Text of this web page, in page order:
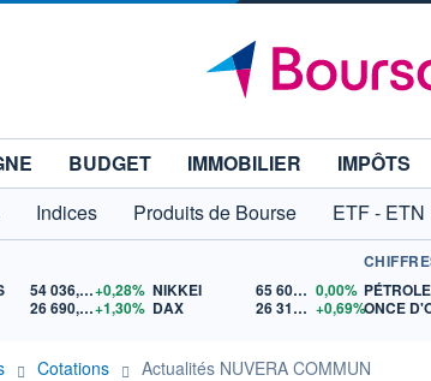
BUDGET IMMOBILIER IMPÔTS
Indices Produits de Bourse ETF - ETN
54 036,93+0,28%
26 690,62+1,30%
NIKKEI 65 606,71 0,00%
DAX
26 319,45 +0,69%ONCE
Cotations Actualités NUVERA COMMUN